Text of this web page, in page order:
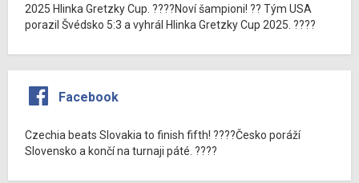
2025 Hlinka Gretzky Cup. ????Noví šampioni! ?? Tým USA
porazil Švédsko 5:3 a vyhrál Hlinka Gretzky Cup 2025. ????
Facebook
Czechia beats Slovakia to finish fifth! ????Česko poráží
Slovensko a končí na turnaji páté. ????